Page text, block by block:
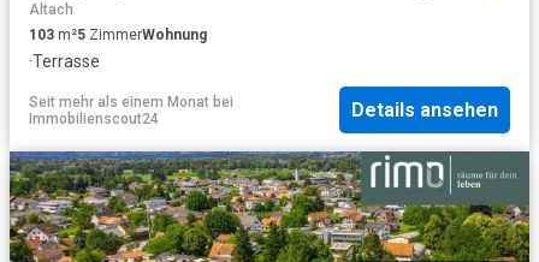
Altach
103 m²5 ZimmerWohnung
·Terrasse
Seit mehr als einem Monat bei
Immobilienscout24
Details ansehen